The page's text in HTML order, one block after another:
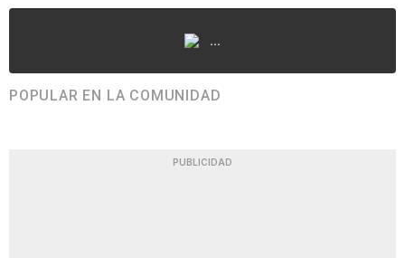
...
POPULAR EN LA COMUNIDAD
PUBLICIDAD